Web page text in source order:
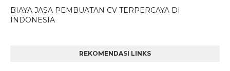
BIAYA JASA PEMBUATAN CV TERPERCAYA DI
INDONESIA
REKOMENDASI LINKS